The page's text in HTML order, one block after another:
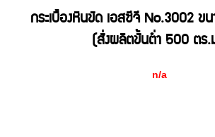
กระเบื้องหินขัด เอสซีจี No.3002 ข
(สั่งผลิตขั้นต่ำ 500 ตร.
n/a